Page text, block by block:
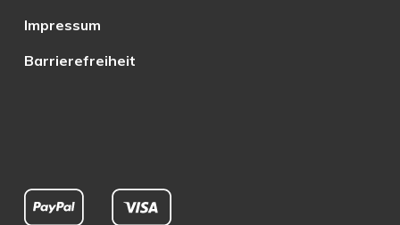
Impressum
Barrierefreiheit